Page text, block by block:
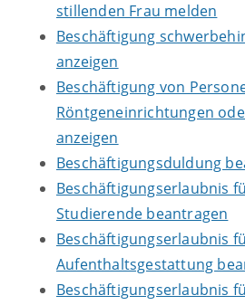
stillenden Frau melden
Beschäftigung
anzeigen
Beschäftigung von
Röntgeneinrichtungen
anzeigen
Beschäftigungsduldung
Beschäftigungserlaubnis
Studierende beantragen
Beschäftigungserlaubnis
Aufenthaltsgestattung
Beschäftigungserlaubnis